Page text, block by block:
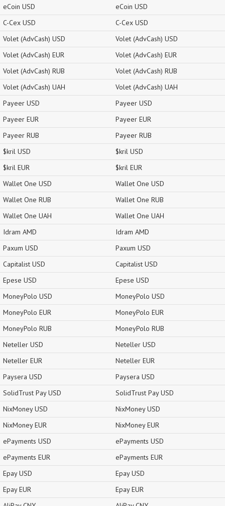
eCoin USD
C-Cex USD
Volet (AdvCash) USD
Volet (AdvCash) EUR
Volet (AdvCash) RUB
Volet (AdvCash) UAH
Payeer USD
Payeer EUR
Payeer RUB
$kril USD
$kril EUR
Wallet One USD
Wallet One RUB
Wallet One UAH
Idram AMD
Paxum USD
Capitalist USD
Epese USD
MoneyPolo USD
MoneyPolo EUR
MoneyPolo RUB
Neteller USD
Neteller EUR
Paysera USD
SolidTrust Pay USD
NixMoney USD
NixMoney EUR
ePayments USD
ePayments EUR
Epay USD
Epay EUR
eCoin USD
C-Cex USD
Volet (AdvCash) USD
Volet (AdvCash) EUR
Volet (AdvCash) RUB
Volet (AdvCash) UAH
Payeer USD
Payeer EUR
Payeer RUB
$kril USD
$kril EUR
Wallet One USD
Wallet One RUB
Wallet One UAH
Idram AMD
Paxum USD
Capitalist USD
Epese USD
MoneyPolo USD
MoneyPolo EUR
MoneyPolo RUB
Neteller USD
Neteller EUR
Paysera USD
SolidTrust Pay USD
NixMoney USD
NixMoney EUR
ePayments USD
ePayments EUR
Epay USD
Epay EUR